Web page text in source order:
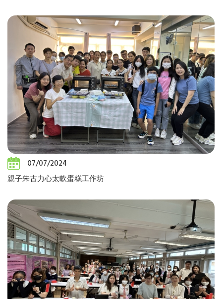
07/07/2024
親子朱古力心太軟蛋糕工作坊